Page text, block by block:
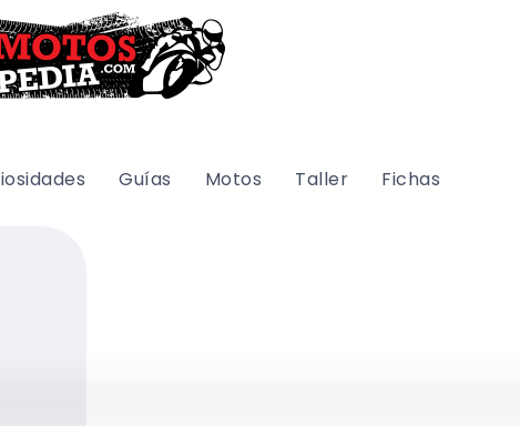
Guías Motos Taller Fichas